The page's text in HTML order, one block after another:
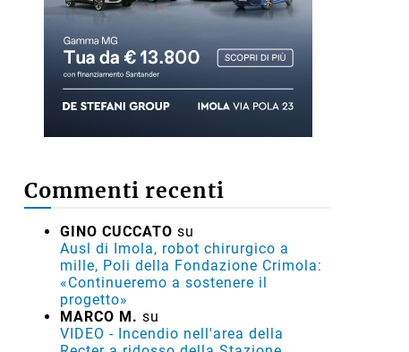
Commenti recenti
GINO CUCCATO su
Ausl di Imola, robot chirurgico a
mille, Poli della Fondazione Crimola:
«Continueremo a sostenere il
progetto»
MARCO M. su
VIDEO - Incendio nell'area della